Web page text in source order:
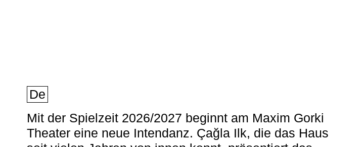
De
Mit der Spielzeit 2026/2027 beginnt am Maxim Gorki
Theater eine neue Intendanz. Çağla Ilk, die das Haus